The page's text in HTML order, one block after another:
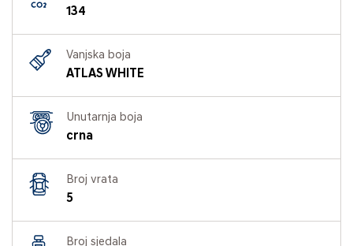
134
Vanjska boja
ATLAS WHITE
Unutarnja boja
crna
Broj vrata
5
Broj sjedala